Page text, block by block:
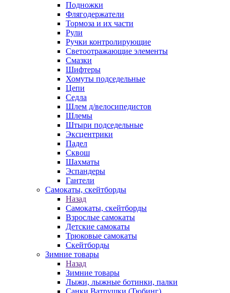
Подножки
Флягодержатели
Тормоза и их части
Рули
Ручки контролирующие
Светоотражающие элементы
Смазки
Шифтеры
Хомуты подседельные
Цепи
Седла
Шлем д/велосипедистов
Шлемы
Штыри подседельные
Эксцентрики
Падел
Сквош
Шахматы
Эспандеры
Гантели
Самокаты, скейтборды
Назад
Самокаты, скейтборды
Взрослые самокаты
Детские самокаты
Трюковые самокаты
Скейтборды
Зимние товары
Назад
Зимние товары
Лыжи, лыжные ботинки, палки
Санки Ватрушки (Тюбинг)